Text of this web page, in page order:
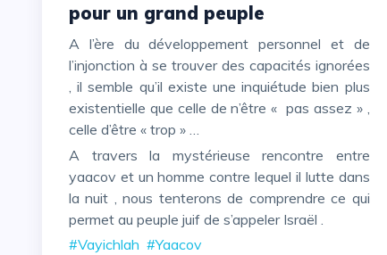
pour un grand peuple
A l’ère du développement personnel et de
l’injonction à se trouver des capacités ignorées
, il semble qu’il existe une inquiétude bien plus
existentielle que celle de n’être « pas assez » ,
celle d’être « trop » …
A travers la mystérieuse rencontre entre
yaacov et un homme contre lequel il lutte dans
la nuit , nous tenterons de comprendre ce qui
permet au peuple juif de s’appeler Israël .
#Vayichlah #Yaacov